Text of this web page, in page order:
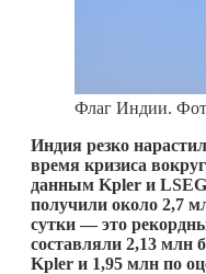
Флаг Индии.
Индия резко
время кризиса
данным Kpler и
получили около 2,7
сутки — это
составляли 2,13 млн
Kpler и 1,95 млн по